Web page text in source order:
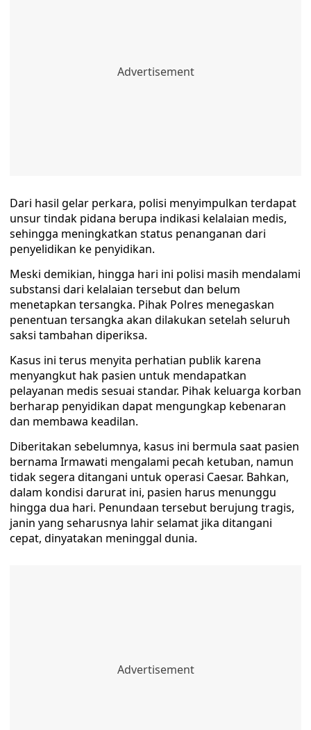
Dari hasil gelar perkara, polisi menyimpulkan terdapat
unsur tindak pidana berupa indikasi kelalaian medis,
sehingga meningkatkan status penanganan dari
penyelidikan ke penyidikan.
Meski demikian, hingga hari ini polisi masih mendalami
substansi dari kelalaian tersebut dan belum
menetapkan tersangka. Pihak Polres menegaskan
penentuan tersangka akan dilakukan setelah seluruh
saksi tambahan diperiksa.
Kasus ini terus menyita perhatian publik karena
menyangkut hak pasien untuk mendapatkan
pelayanan medis sesuai standar. Pihak keluarga korban
berharap penyidikan dapat mengungkap kebenaran
dan membawa keadilan.
Diberitakan sebelumnya, kasus ini bermula saat pasien
bernama Irmawati mengalami pecah ketuban, namun
tidak segera ditangani untuk operasi Caesar. Bahkan,
dalam kondisi darurat ini, pasien harus menunggu
hingga dua hari. Penundaan tersebut berujung tragis,
janin yang seharusnya lahir selamat jika ditangani
cepat, dinyatakan meninggal dunia.